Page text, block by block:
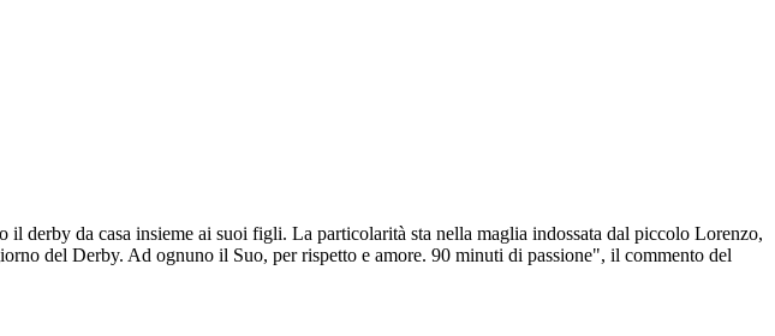
il derby da casa insieme ai suoi figli. La particolarità sta nella maglia indossata dal piccolo Lorenzo,
del Derby. Ad ognuno il Suo, per rispetto e amore. 90 minuti di passione", il commento del